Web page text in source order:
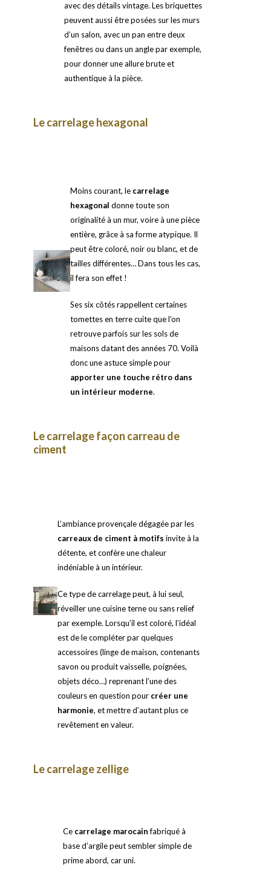
avec des détails vintage. Les briquettes
peuvent aussi être posées sur les murs
d’un salon, avec un pan entre deux
fenêtres ou dans un angle par exemple,
pour donner une allure brute et
authentique à la pièce.
Le carrelage hexagonal
Moins courant, le carrelage
hexagonal donne toute son
originalité à un mur, voire à une pièce
entière, grâce à sa forme atypique. Il
peut être coloré, noir ou blanc, et de
tailles différentes… Dans tous les cas,
il fera son effet !
Ses six côtés rappellent certaines
tomettes en terre cuite que l’on
retrouve parfois sur les sols de
maisons datant des années 70. Voilà
donc une astuce simple pour
apporter une touche rétro dans
un intérieur moderne.
Le carrelage façon carreau de
ciment
L’ambiance provençale dégagée par les
carreaux de ciment à motifs invite à la
détente, et confère une chaleur
indéniable à un intérieur.
Ce type de carrelage peut, à lui seul,
réveiller une cuisine terne ou sans relief
par exemple. Lorsqu’il est coloré, l’idéal
est de le compléter par quelques
accessoires (linge de maison, contenants
savon ou produit vaisselle, poignées,
objets déco…) reprenant l’une des
couleurs en question pour créer une
harmonie, et mettre d’autant plus ce
revêtement en valeur.
Le carrelage zellige
Ce carrelage marocainfabriqué à
base d’argile peut sembler simple de
prime abord, car uni.